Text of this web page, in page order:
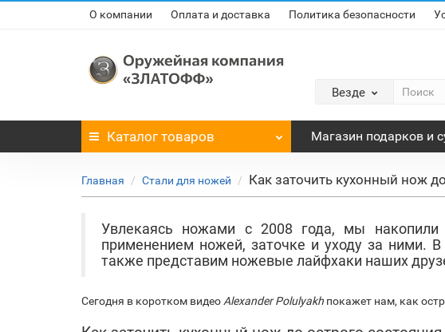
О компании Оплата и доставка Политика безопасности
Везде
Каталог товаров Магазин подарков и
Главная Стали для ножей Как заточить кухонный нож
Увлекаясь ножами с 2008 года, мы накопили
применением ножей, заточке и уходу за ними. В
также представим ножевые лайфхаки наших
Сегодня в коротком видео Alexander Polulyakh покажет нам, как